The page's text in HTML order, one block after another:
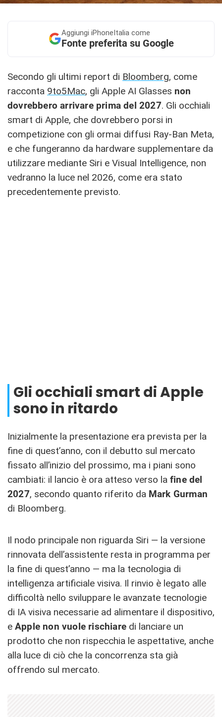
Aggiungi iPhoneItalia come
Fonte preferita su Google
Secondo gli ultimi report di Bloomberg, come
racconta 9to5Mac, gli Apple AI Glasses non
dovrebbero arrivare prima del 2027. Gli occhiali
smart di Apple, che dovrebbero porsi in
competizione con gli ormai diffusi Ray-Ban Meta,
e che fungeranno da hardware supplementare da
utilizzare mediante Siri e Visual Intelligence, non
vedranno la luce nel 2026, come era stato
precedentemente previsto.
Gli occhiali smart di Apple
sono in ritardo
Inizialmente la presentazione era prevista per la
fine di quest’anno, con il debutto sul mercato
fissato all’inizio del prossimo, ma i piani sono
cambiati: il lancio è ora atteso verso la fine del
2027, secondo quanto riferito da Mark Gurman
di Bloomberg.
Il nodo principale non riguarda Siri — la versione
rinnovata dell’assistente resta in programma per
la fine di quest’anno — ma la tecnologia di
intelligenza artificiale visiva. Il rinvio è legato alle
difficoltà nello sviluppare le avanzate tecnologie
di IA visiva necessarie ad alimentare il dispositivo,
e Apple non vuole rischiare di lanciare un
prodotto che non rispecchia le aspettative, anche
alla luce di ciò che la concorrenza sta già
offrendo sul mercato.